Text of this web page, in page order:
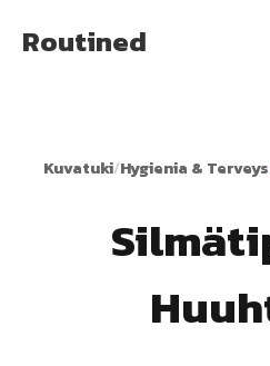
Routined
Kuvatuki/Hygienia & Terveys